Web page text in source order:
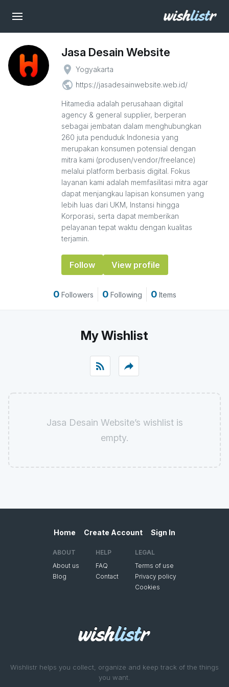
Jasa Desain Website
place Yogyakarta
public https://jasadesainwebsite.web.id/
Hitamedia adalah perusahaan digital
agency & general supplier, berperan
sebagai jembatan dalam menghubungkan
260 juta penduduk Indonesia yang
merupakan konsumen potensial dengan
mitra kami (produsen/vendor/freelance)
melalui platform berbasis digital. Fokus
layanan kami adalah memfasilitasi mitra agar
dapat menjangkau lapisan konsumen yang
lebih luas dari UKM, Instansi hingga
Korporasi, serta dapat memberikan
pelayanan tepat waktu dengan kualitas
terjamin.
Follow View profile
0 Followers 0 Following 0 Items
My Wishlist
rss_feed reply
Jasa Desain Website’s wishlist is
empty.
Wishlistr helps you collect, organize and keep track of the things
you want.
Home Create Account Sign In
ABOUT
About us
Blog
HELP
FAQ
Contact
LEGAL
Terms of use
Privacy policy
Cookies